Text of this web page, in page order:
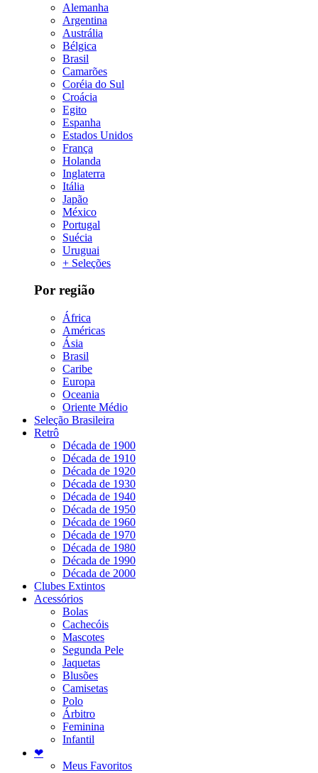
Alemanha
Argentina
Austrália
Bélgica
Brasil
Camarões
Coréia do Sul
Croácia
Egito
Espanha
Estados Unidos
França
Holanda
Inglaterra
Itália
Japão
México
Portugal
Suécia
Uruguai
+ Seleções
Por região
África
Américas
Ásia
Brasil
Caribe
Europa
Oceania
Oriente Médio
Seleção Brasileira
Retrô
Década de 1900
Década de 1910
Década de 1920
Década de 1930
Década de 1940
Década de 1950
Década de 1960
Década de 1970
Década de 1980
Década de 1990
Década de 2000
Clubes Extintos
Acessórios
Bolas
Cachecóis
Mascotes
Segunda Pele
Jaquetas
Blusões
Camisetas
Polo
Árbitro
Feminina
Infantil
❤
Meus Favoritos